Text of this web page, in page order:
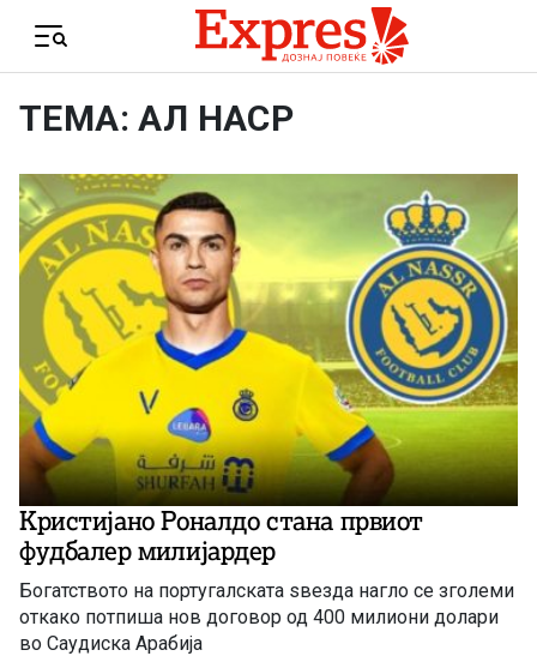
Menu
ТЕМА: АЛ НАСР
Кристијано Роналдо стана првиот
фудбалер милијардер
Богатството на португалската ѕвезда нагло се зголеми
откако потпиша нов договор од 400 милиони долари
во Саудиска Арабија